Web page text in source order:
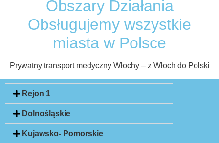
Obszary Działania
Obsługujemy wszystkie
miasta w Polsce
Prywatny transport medyczny Włochy – z Włoch do Polski
Rejon 1
Dolnośląskie
Kujawsko- Pomorskie